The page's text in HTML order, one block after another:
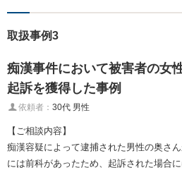
取扱事例3
痴漢事件において被害者の女
起訴を獲得した事例
依頼者： 30代 男性
【ご相談内容】
痴漢容疑によって逮捕された男性の奥さ
には前科があったため、起訴された場合